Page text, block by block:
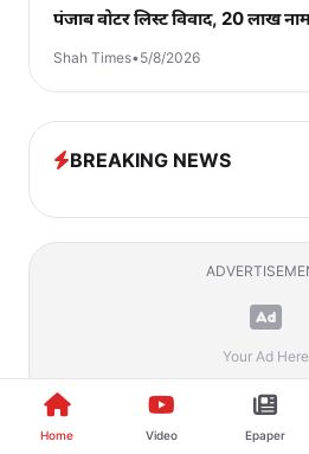
पंजाब वोटर लिस्ट विवाद, 20 लाख
Shah Times•5/8/2026
BREAKING NEWS
Your Ad Here
Home Video Epaper